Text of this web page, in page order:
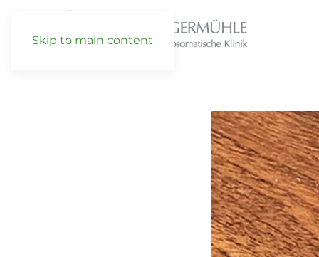
Skip to main content